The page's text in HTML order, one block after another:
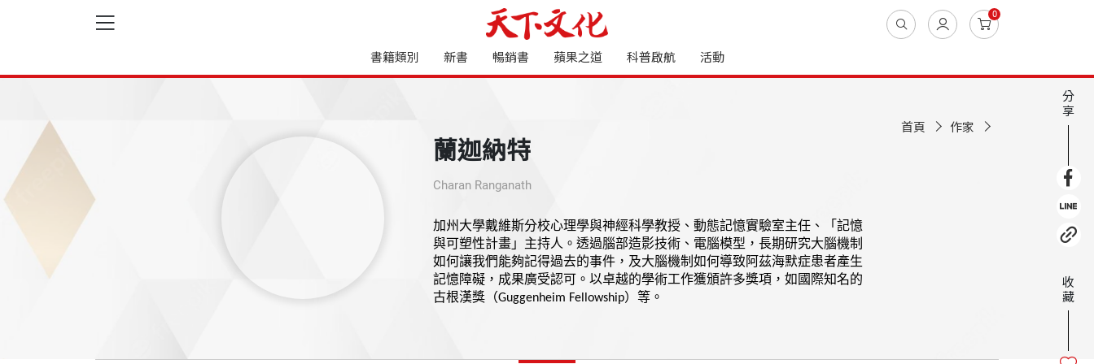
0
書籍類別 新書 暢銷書 蘋果之道 科普啟航 活動
首頁 作家
蘭迦納特
Charan Ranganath
加州大學戴維斯分校心理學與神經科學教授、動態記憶實驗室主任、「記憶
與可塑性計畫」主持人。透過腦部造影技術、電腦模型，長期研究大腦機制
如何讓我們能夠記得過去的事件，及大腦機制如何導致阿茲海默症患者產生
記憶障礙，成果廣受認可。以卓越的學術工作獲頒許多獎項，如國際知名的
古根漢獎（Guggenheim Fellowship）等。
分
享
收
藏